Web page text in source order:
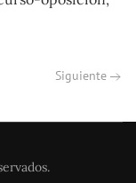
Siguiente